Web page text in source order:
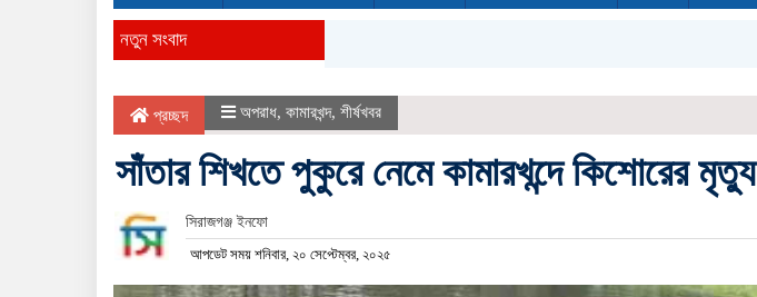
নতুন সংবাদ
প্রচ্ছদ অপরাধ, কামারখন্দ, শীর্ষখবর
সাঁতার শিখতে পুকুরে নেমে কামারখন্দে কিশোরের মৃত্যু
সিরাজগঞ্জ ইনফো
আপডেট সময় শনিবার, ২০ সেপ্টেম্বর, ২০২৫